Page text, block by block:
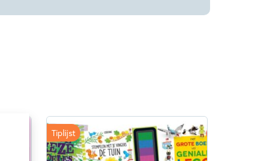
Tiplijst